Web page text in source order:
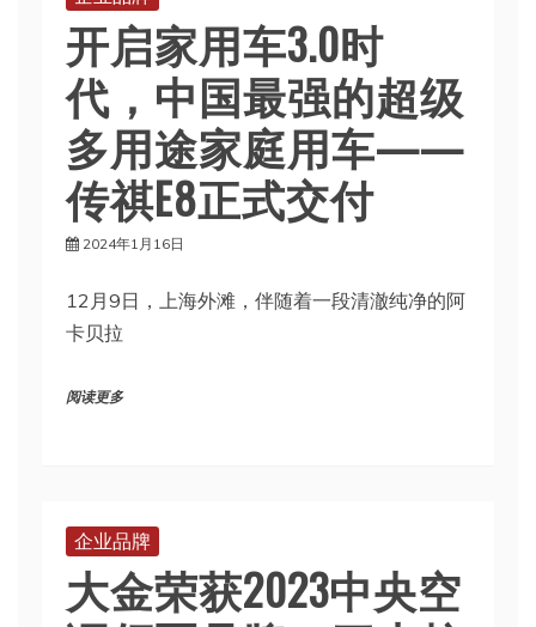
开启家用车3.0时
代，中国最强的超级
多用途家庭用车——
传祺E8正式交付
2024年1月16日
12月9日，上海外滩，伴随着一段清澈纯净的阿
卡贝拉
阅读更多
企业品牌
大金荣获2023中央空